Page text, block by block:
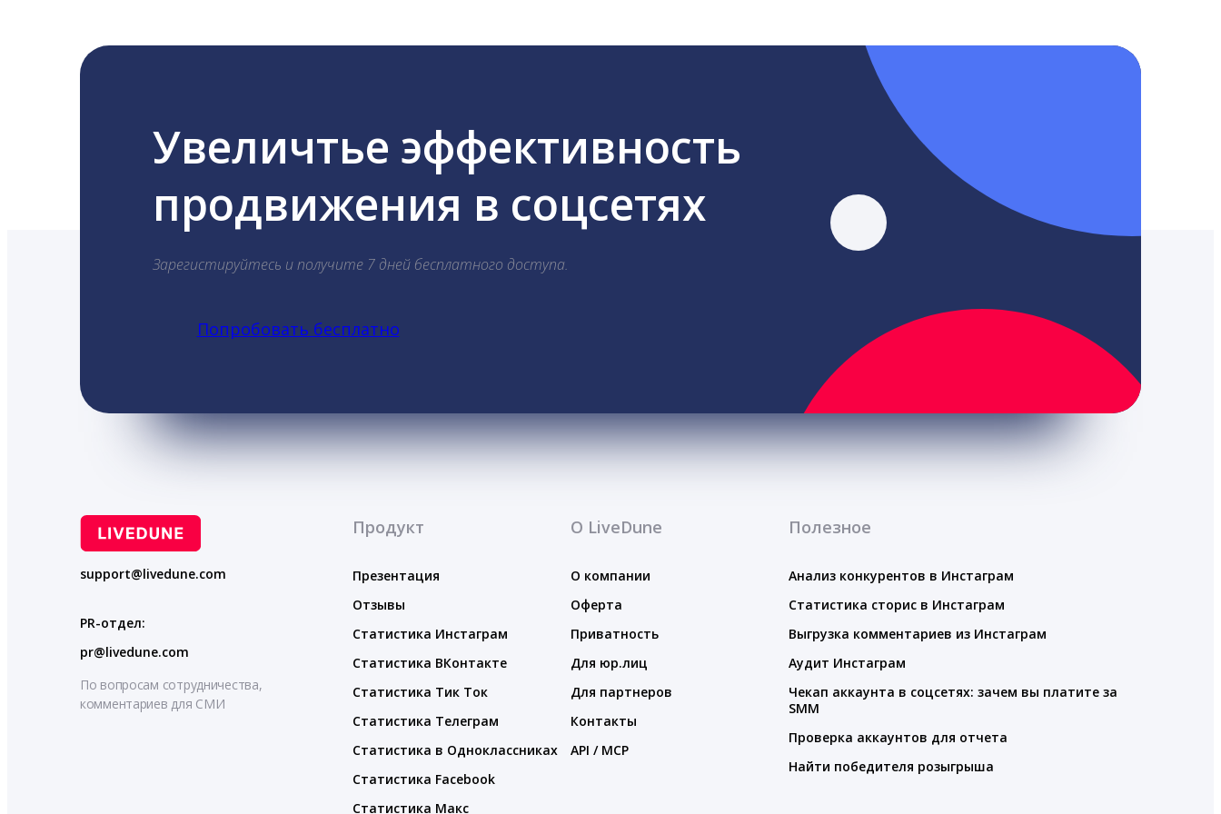
Увеличтье эффективность
продвижения в соцсетях
Зарегистируйтесь и получите 7 дней бесплатного доступа.
Попробовать бесплатно
support@livedune.com
PR-отдел:
pr@livedune.com
По вопросам сотрудничества,
комментариев для СМИ
Продукт
Презентация
Отзывы
Статистика Инстаграм
Статистика ВКонтакте
Статистика Тик Ток
Статистика Телеграм
Статистика в Одноклассниках
Статистика Facebook
Статистика Макс
О LiveDune
О компании
Оферта
Приватность
Для юр.лиц
Для партнеров
Контакты
API / MCP
Полезное
Анализ конкурентов в Инстаграм
Статистика сторис в Инстаграм
Выгрузка комментариев из Инстаграм
Аудит Инстаграм
Чекап аккаунта в соцсетях: зачем вы платите за
SMM
Проверка аккаунтов для отчета
Найти победителя розыгрыша